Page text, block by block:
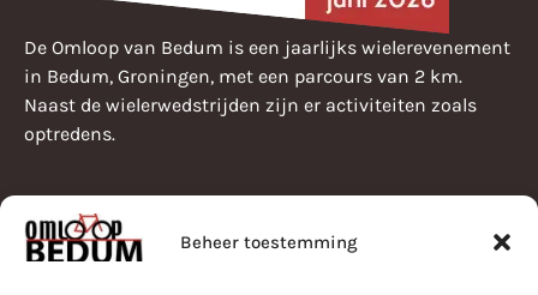
Beheer toestemming
De Omloop van Bedum is een jaarlijks wielerevenement
in Bedum, Groningen, met een parcours van 2 km.
Naast de wielerwedstrijden zijn er activiteiten zoals
optredens.
Pearle Omloop van Bedum